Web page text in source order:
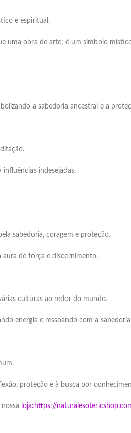
e espiritual.
uma obra de arte; é um símbolo
a sabedoria ancestral e a
indesejadas.
sabedoria, coragem e proteção.
de força e discernimento.
culturas ao redor do mundo.
energia e ressoando com a
proteção e à busca por
loja: https://